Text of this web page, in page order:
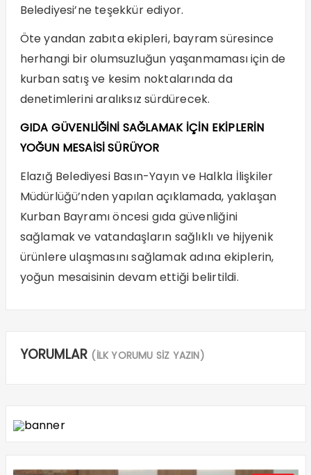
Belediyesi’ne teşekkür ediyor.
Öte yandan zabıta ekipleri, bayram süresince
herhangi bir olumsuzluğun yaşanmaması için de
kurban satış ve kesim noktalarında da
denetimlerini aralıksız sürdürecek.
GIDA GÜVENLİĞİNİ SAĞLAMAK İÇİN EKİPLERİN
YOĞUN MESAİSİ SÜRÜYOR
Elazığ Belediyesi Basın-Yayın ve Halkla İlişkiler
Müdürlüğü’nden yapılan açıklamada, yaklaşan
Kurban Bayramı öncesi gıda güvenliğini
sağlamak ve vatandaşların sağlıklı ve hijyenik
ürünlere ulaşmasını sağlamak adına ekiplerin,
yoğun mesaisinin devam ettiği belirtildi.
YORUMLAR (İLK YORUMU SİZ YAZIN)